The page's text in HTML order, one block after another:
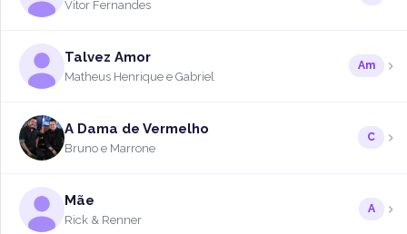
Vitor Fernandes
Talvez Amor
Matheus Henrique e Gabriel
Am
A Dama de Vermelho
Bruno e Marrone
C
Mãe
Rick & Renner
A